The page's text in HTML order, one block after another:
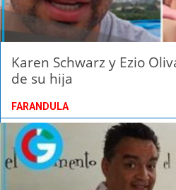
Karen Schwarz y Ezio
de su hija
FARANDULA